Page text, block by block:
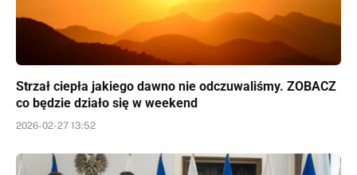
Strzał ciepła jakiego dawno nie odczuwaliśmy. ZOBACZ
co będzie działo się w weekend
2026-02-27 13:52